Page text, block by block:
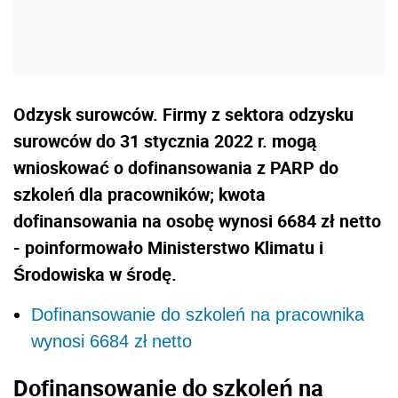
Odzysk surowców. Firmy z sektora odzysku
surowców do 31 stycznia 2022 r. mogą
wnioskować o dofinansowania z PARP do
szkoleń dla pracowników; kwota
dofinansowania na osobę wynosi 6684 zł netto
- poinformowało Ministerstwo Klimatu i
Środowiska w środę.
Dofinansowanie do szkoleń na pracownika
wynosi 6684 zł netto
Dofinansowanie do szkoleń na